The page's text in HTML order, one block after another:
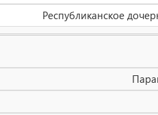
Республиканское